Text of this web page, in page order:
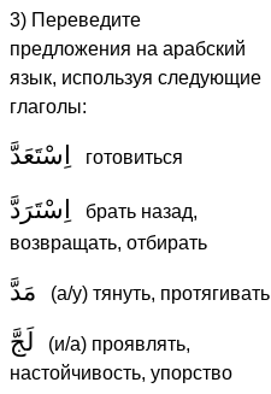
3) Переведите
предложения на арабский
язык, используя следующие
глаголы:
اِسْتَعَدَّ готовиться
اِسْتَرَدَّ
брать назад,
возвращать, отбирать
مَدَّ (а/у) тянуть, протягивать
لَجَّ (и/а) проявлять,
настойчивость, упорство